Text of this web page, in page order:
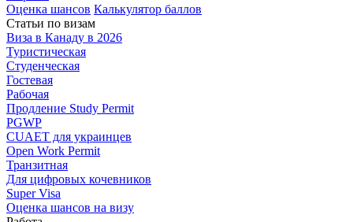
Оценка шансов Калькулятор баллов
Статьи по визам
Виза в Канаду в 2026
Туристическая
Студенческая
Гостевая
Рабочая
Продление Study Permit
PGWP
CUAET для украинцев
Open Work Permit
Транзитная
Для цифровых кочевников
Super Visa
Оценка шансов на визу